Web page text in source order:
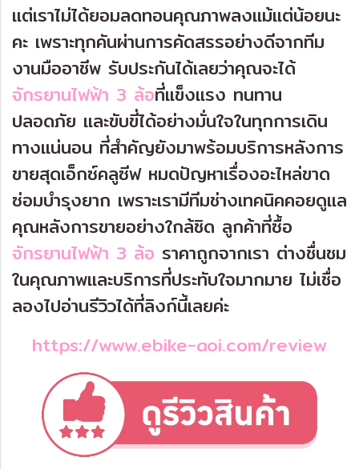
แต่เราไม่ได้ยอมลดทอนคุณภาพลงแม้แต่น้อยนะ
คะ เพราะทุกคันผ่านการคัดสรรอย่างดีจากทีม
งานมืออาชีพ รับประกันได้เลยว่าคุณจะได้
จักรยานไฟฟ้า 3 ล้อที่แข็งแรง ทนทาน
ปลอดภัย และขับขี่ได้อย่างมั่นใจในทุกการเดิน
ทางแน่นอน ที่สำคัญยังมาพร้อมบริการหลังการ
ขายสุดเอ็กซ์คลูซีฟ หมดปัญหาเรื่องอะไหล่ขาด
ซ่อมบำรุงยาก เพราะเรามีทีมช่างเทคนิคคอยดูแล
คุณหลังการขายอย่างใกล้ชิด ลูกค้าที่ซื้อ
จักรยานไฟฟ้า 3 ล้อ ราคาถูกจากเรา ต่างชื่นชม
ในคุณภาพและบริการที่ประทับใจมากมาย ไม่เชื่อ
ลองไปอ่านรีวิวได้ที่ลิงก์นี้เลยค่ะ
https://www.ebike-aoi.com/review